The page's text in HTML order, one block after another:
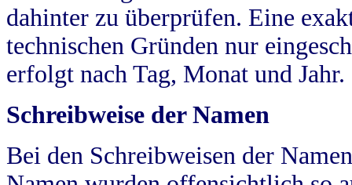
dahinter zu überprüfen. Eine
technischen Gründen nur
erfolgt nach Tag, Monat und Jahr.
Schreibweise der Namen
Bei den Schreibweisen der